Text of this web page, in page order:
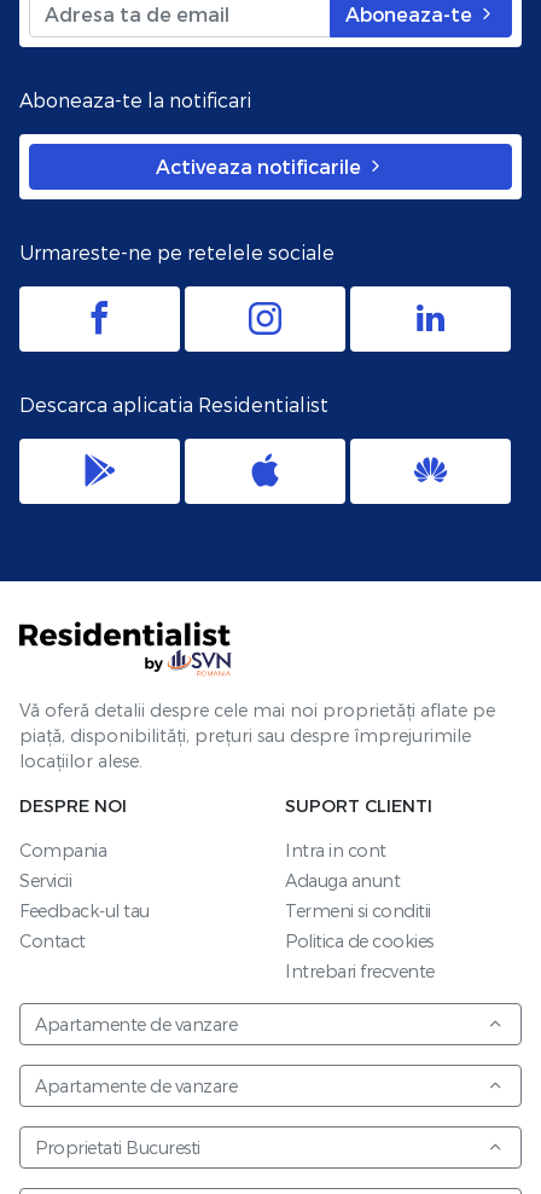
Aboneaza-te
Aboneaza-te la notificari
Activeaza notificarile
Urmareste-ne pe retelele sociale
Descarca aplicatia Residentialist
Vă oferă detalii despre cele mai noi proprietăți aflate pe
piață, disponibilități, prețuri sau despre împrejurimile
locațiilor alese.
DESPRE NOI
Compania
Servicii
Feedback-ul tau
Contact
SUPORT CLIENTI
Intra in cont
Adauga anunt
Termeni si conditii
Politica de cookies
Intrebari frecvente
Apartamente de vanzare
Apartamente de vanzare
Proprietati Bucuresti